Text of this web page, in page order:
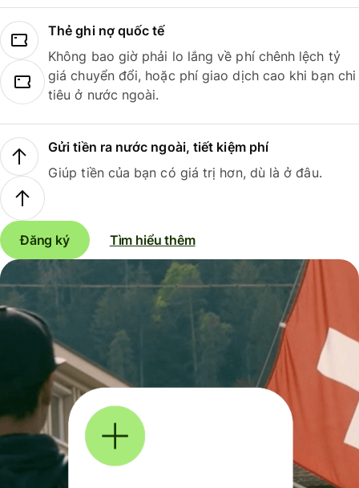
Thẻ ghi nợ quốc tế
Không bao giờ phải lo lắng về phí chênh lệch tỷ
giá chuyển đổi, hoặc phí giao dịch cao khi bạn chi
tiêu ở nước ngoài.
Gửi tiền ra nước ngoài, tiết kiệm phí
Giúp tiền của bạn có giá trị hơn, dù là ở đâu.
Đăng ký Tìm hiểu thêm